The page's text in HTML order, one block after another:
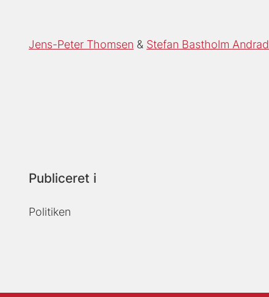
Jens-Peter Thomsen Stefan Bastholm
Publiceret i
Politiken